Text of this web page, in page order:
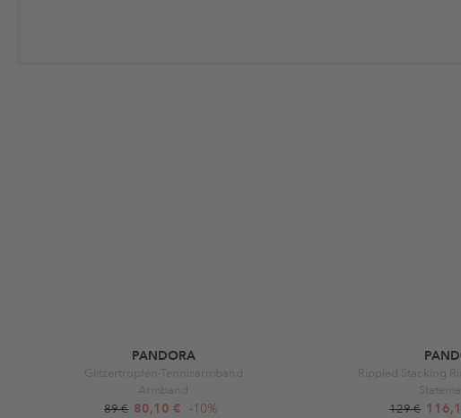
PANDORA
Glitzertropfen-Tennisarmband
Armband
89 € 80,10 € -10%
Rippled Stacking
129 €